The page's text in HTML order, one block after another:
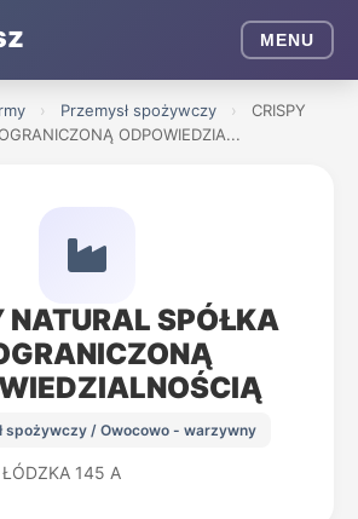
MENU
› Przemysł spożywczy ›
CRISPY
ODPOWIEDZIA...
NATURAL SPÓŁKA
spożywczy / Owocowo - warzywny
145 A